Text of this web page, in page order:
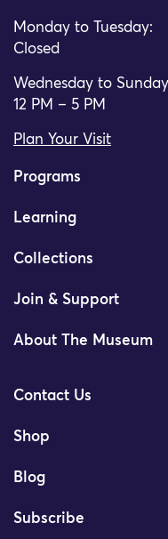
Monday to Tuesday:
Closed
Wednesday to
12 PM – 5 PM
Plan Your Visit
Programs
Learning
Collections
Join & Support
About The Museum
Contact Us
Shop
Blog
Subscribe